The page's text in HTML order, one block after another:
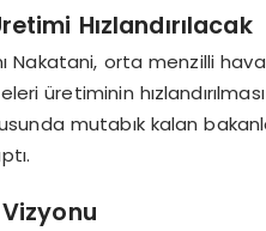
Hızlandırılacak
Nakatani, orta menzilli
üretiminin
mutabık kalan